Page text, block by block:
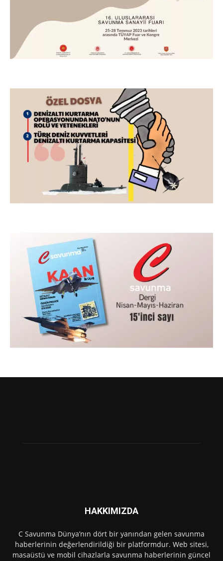
HAKKIMIZDA
C Savunma Dünya’nın dört bir yanından gelen savunma
haberlerinin değerlendirildiği bir platformdur. Web sitesi,
masaüstü ve mobil cihazlarla savunma haberlerinin güncel